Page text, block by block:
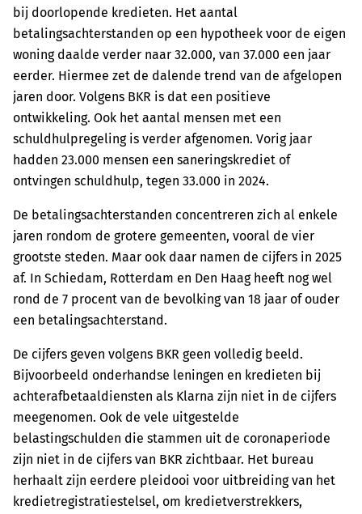
bij doorlopende kredieten. Het aantal
betalingsachterstanden op een hypotheek voor de eigen
woning daalde verder naar 32.000, van 37.000 een jaar
eerder. Hiermee zet de dalende trend van de afgelopen
jaren door. Volgens BKR is dat een positieve
ontwikkeling. Ook het aantal mensen met een
schuldhulpregeling is verder afgenomen. Vorig jaar
hadden 23.000 mensen een saneringskrediet of
ontvingen schuldhulp, tegen 33.000 in 2024.
De betalingsachterstanden concentreren zich al enkele
jaren rondom de grotere gemeenten, vooral de vier
grootste steden. Maar ook daar namen de cijfers in 2025
af. In Schiedam, Rotterdam en Den Haag heeft nog wel
rond de 7 procent van de bevolking van 18 jaar of ouder
een betalingsachterstand.
De cijfers geven volgens BKR geen volledig beeld.
Bijvoorbeeld onderhandse leningen en kredieten bij
achterafbetaaldiensten als Klarna zijn niet in de cijfers
meegenomen. Ook de vele uitgestelde
belastingschulden die stammen uit de coronaperiode
zijn niet in de cijfers van BKR zichtbaar. Het bureau
herhaalt zijn eerdere pleidooi voor uitbreiding van het
kredietregistratiestelsel, om kredietverstrekkers,